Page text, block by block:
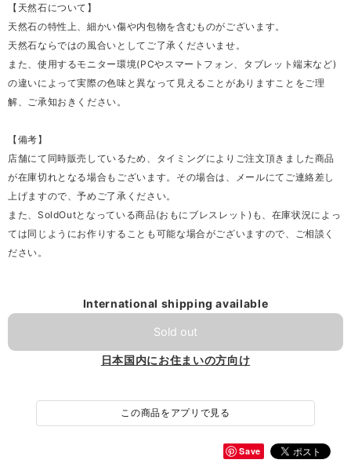
【天然石について】
天然石の特性上、細かい傷や内包物を含むものがございます。
天然石ならではの風合いとしてご了承くださいませ。
また、使用するモニター環境(PCやスマートフォン、タブレット端末など)
の違いによって実際の色味と異なって見えることがありますことをご理
解、ご承知おきください。
【備考】
店舗にて同時販売しているため、タイミングによりご注文頂きました商品
が在庫切れとなる場合もございます。その場合は、メールにてご連絡差し
上げますので、予めご了承ください。
また、SoldOutとなっている商品(おもにブレスレット)も、在庫状況によっ
ては同じようにお作りすることも可能な場合がございますので、ご相談く
ださい。
International shipping available
Sold out
日本国内にお住まいの方向け
この商品をアプリで見る
Save